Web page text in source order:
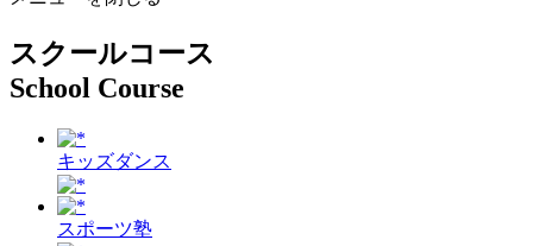
スクールコース
School Course
キッズダンス
スポーツ塾